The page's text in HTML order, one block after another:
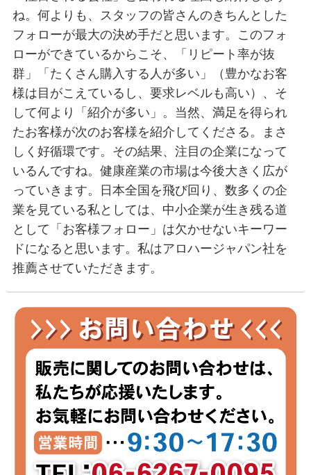
ね。何よりも、スタッフの皆さんのきちんとした
フォローが最大の決め手だと思います。このフォ
ローができているからこそ、「リピート率が抜
群」「たくさん購入する人が多い」（豊かなお客
様は目がこえているし、要求レベルも高い）、そ
して何より「紹介が多い」。当然、満足を得られ
たお客様が次のお客様を紹介してくださる。まさ
しく好循環です。その結果、注目の企業になって
いるんですね。健康産業の市場は今後大きく広が
っていきます。日本全国を飛び回り、数多くの企
業を見ている私としては、中小企業が生き残る道
として「お客様フォロー」は欠かせないキーワー
ドになると思います。私はアロハージャパン社を
推薦させていただきます。